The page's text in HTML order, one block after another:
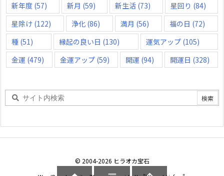
新年度 (57) 新月 (59) 新生活 (73) 星回り (84)
星除け (122) 浄化 (86) 満月 (56) 福の日 (72)
種 (51) 縁起の良い日 (130) 運気アップ(105)
金運 (479) 金運アップ (59) 開運 (94) 開運日 (328)
© 2004-2026 ヒラオカ宝石